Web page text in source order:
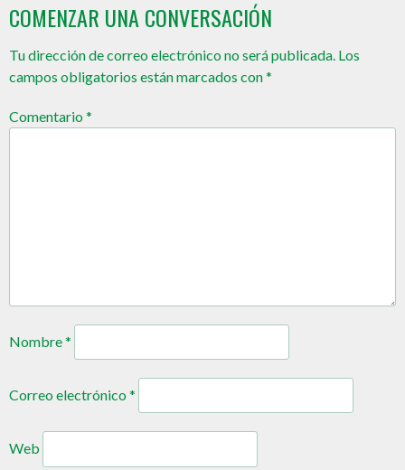
COMENZAR UNA CONVERSACIÓN
Tu dirección de correo electrónico no será publicada. Los
campos obligatorios están marcados con*
Comentario*
Nombre*
Correo electrónico*
Web